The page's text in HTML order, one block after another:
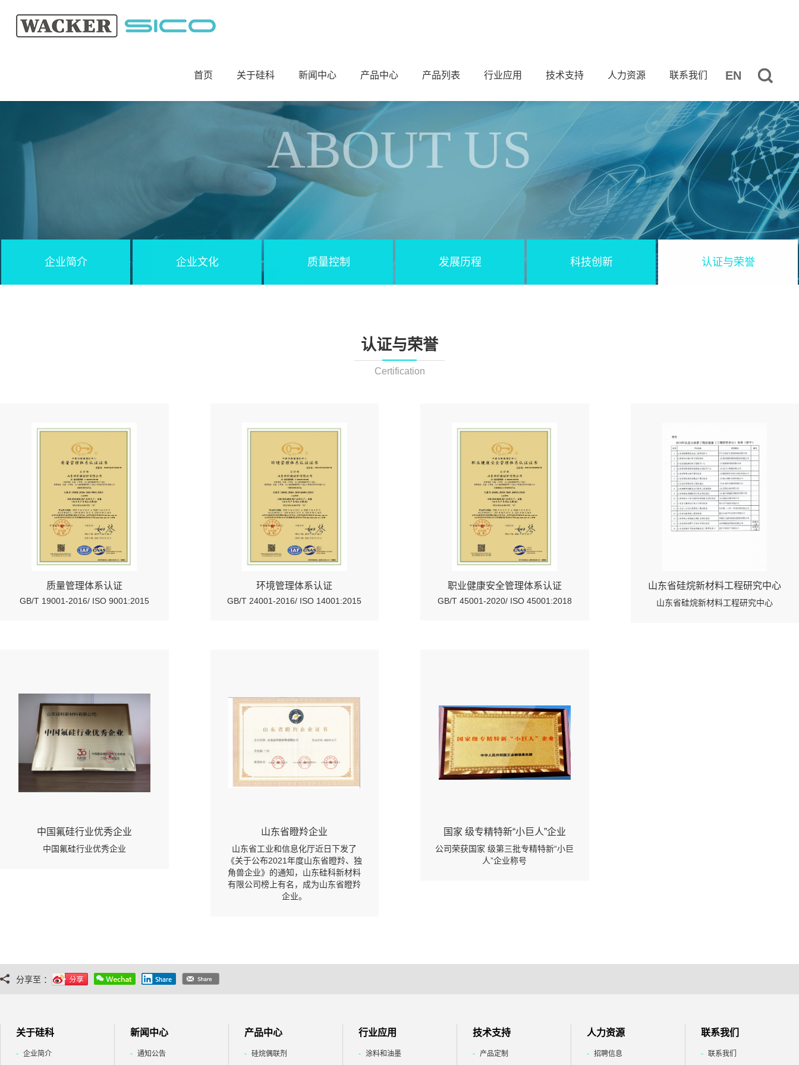
首页 关于硅科 新闻中心 产品中心 产品列表 行业应用 技术支持 人力资源 联系我们 EN
ABOUT US
企业简介 企业文化 质量控制 发展历程 科技创新 认证与荣誉
认证与荣誉
Certification
质量管理体系认证
GB/T 19001-2016/ ISO 9001:2015
环境管理体系认证
GB/T 24001-2016/ ISO 14001:2015
职业健康安全管理体系认证
GB/T 45001-2020/ ISO 45001:2018
山东省硅烷新材料工程研究中心
山东省硅烷新材料工程研究中心
中国氟硅行业优秀企业
中国氟硅行业优秀企业
山东省瞪羚企业
山东省工业和信息化厅近日下发了
《关于公布2021年度山东省瞪羚、独
角兽企业》的通知，山东硅科新材料
有限公司榜上有名，成为山东省瞪羚
企业。
国家 级专精特新“小巨人”企业
公司荣获国家 级第三批专精特新“小巨
人”企业称号
分享至 ：
关于硅科
企业简介
新闻中心
通知公告
产品中心
硅烷偶联剂
行业应用
涂料和油墨
技术支持
产品定制
人力资源
招聘信息
联系我们
联系我们